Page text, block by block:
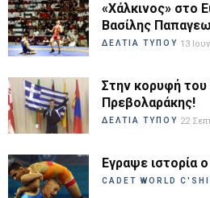
«Χάλκινος» στο
Βασίλης
ΔΕΛΤΙΑ ΤΥΠΟΥ 13
Στην κορυφή
Πρεβολαράκης!
ΔΕΛΤΙΑ ΤΥΠΟΥ 22
Εγραψε ιστορία
CADET WORLD